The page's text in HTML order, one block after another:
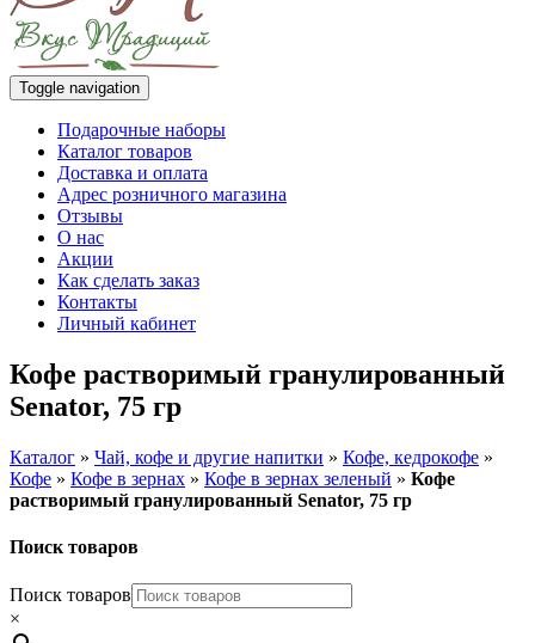
Toggle navigation
Подарочные наборы
Каталог товаров
Доставка и оплата
Адрес розничного магазина
Отзывы
О нас
Акции
Как сделать заказ
Контакты
Личный кабинет
Кофе растворимый гранулированный
Senator, 75 гр
Каталог » Чай, кофе и другие напитки » Кофе, кедрокофе »
Кофе » Кофе в зернах » Кофе в зернах зеленый » Кофе
растворимый гранулированный Senator, 75 гр
Поиск товаров
Поиск товаров
×